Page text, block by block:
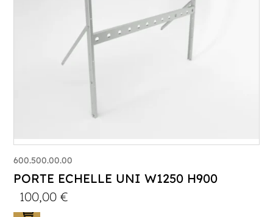
600.500.00.00
PORTE ECHELLE UNI W1250 H900
100,00€